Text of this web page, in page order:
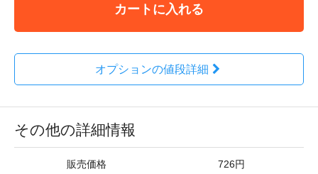
カートに入れる
オプションの値段詳細
その他の詳細情報
販売価格 726円